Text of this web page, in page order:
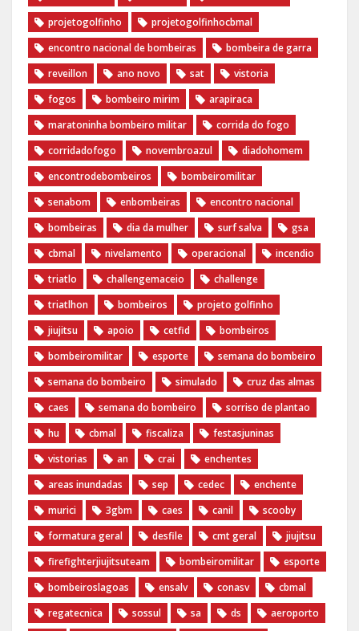
projetogolfinho
projetogolfinhocbmal
encontro nacional de bombeiras
bombeira de garra
reveillon
ano novo sat
vistoria
fogos
bombeiro mirim
arapiraca
maratoninha bombeiro militar
corrida do fogo
corridadofogo
novembroazul
diadohomem
encontrodebombeiros
bombeiromilitar
senabom
enbombeiras
encontro nacional
bombeiras
dia da mulher surf salva
gsa
cbmal
nivelamento operacional
incendio
triatlo
challengemaceio
challenge
triatlhon
bombeiros
projeto golfinho
jiujitsu
apoio cetfid
bombeiros
bombeiromilitar
esporte
semana do bombeiro
semana do bombeiro
simulado
cruz das almas
caes
semana do bombeiro
sorriso de plantao
hu
cbmal fiscaliza
festasjuninas
vistorias
an crai
enchentes
areas inundadas
sep cedec
enchente
murici
3gbm caes canil
scooby
formatura geral
desfile cmt geral
jiujitsu
firefighterjiujitsuteam
bombeiromilitar
esporte
bombeiroslagoas
ensalv conasv
cbmal
regatecnica
sossul sa ds
aeroporto